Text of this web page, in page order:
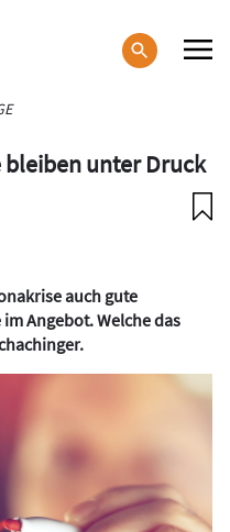
bleiben unter Druck
auch gute
Angebot. Welche das